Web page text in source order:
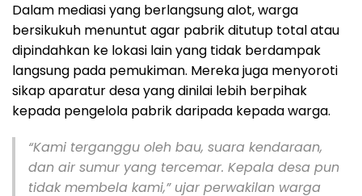
Dalam mediasi yang berlangsung alot, warga
bersikukuh menuntut agar pabrik ditutup total atau
dipindahkan ke lokasi lain yang tidak berdampak
langsung pada pemukiman. Mereka juga menyoroti
sikap aparatur desa yang dinilai lebih berpihak
kepada pengelola pabrik daripada kepada warga.
“Kami terganggu oleh bau, suara kendaraan,
dan air sumur yang tercemar. Kepala desa pun
tidak membela kami,” ujar perwakilan warga